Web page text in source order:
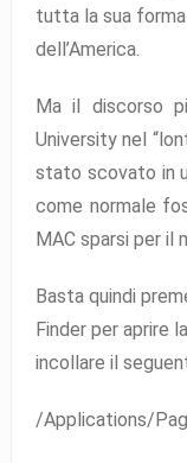
tutta la sua
dell’America.
Ma il discorso
University nel
stato scovato in
come normale
MAC sparsi per il
Basta quindi
Finder per aprire
incollare il
/Applications/